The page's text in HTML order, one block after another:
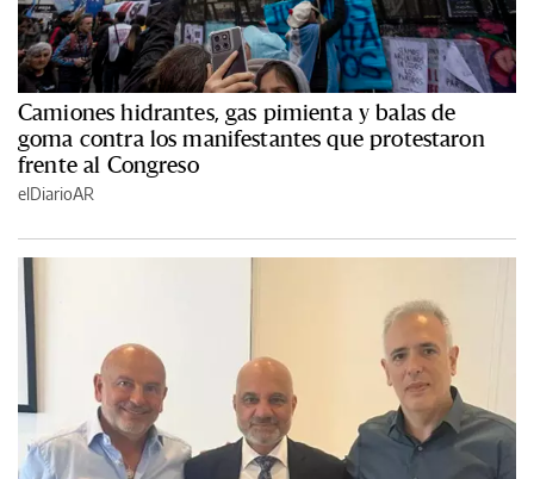
Camiones hidrantes, gas pimienta y balas de
goma contra los manifestantes que protestaron
frente al Congreso
elDiarioAR